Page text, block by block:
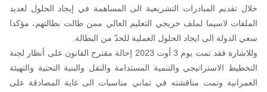
خلال تقديم المبادرات التشريعية الى المساهمة في إيجاد الحلول لعديد
الملفات لاسيما لملف خريجي التعليم العالي ممن طالت بطالتهم، مؤكدا
سعي الدولة الى ايجاد الحلول العملية للحدّ من البطالة.
وللاشارة فقد تمت يوم 3 أوت 2023 إحالة مقترح القانون على أنظار لجنة
التخطيط الاستراتيجي والتنمية المستدامة والنقل والبنية التحتية والتهيئة
العمرانية وتمت مناقشته في ثماني مناسبات الى غاية المصادقة على